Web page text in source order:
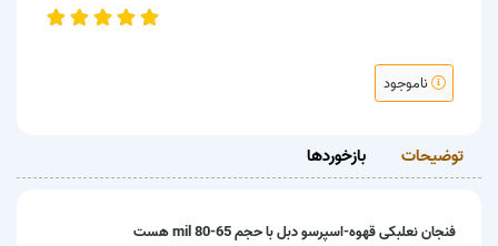
ناموجود
توضیحات بازخوردها
فنجان نعلبکی قهوه-اسپرسو دبل با حجم 65-80 mil هست